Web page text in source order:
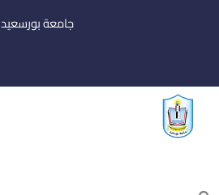
جامعة بورسعيد
Search